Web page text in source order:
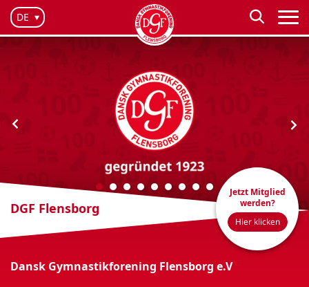
DE
Jetzt Mitglied
werden?
Hier klicken
DGF Flensborg
Dansk Gymnastikforening Flensborg e.V